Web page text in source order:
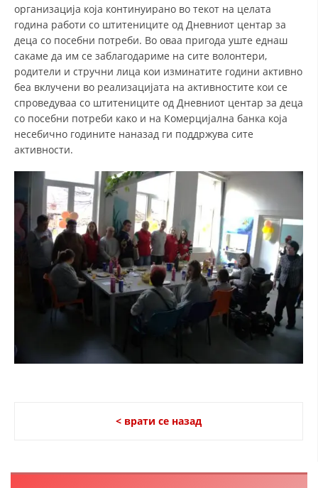
ОРГАНИЗАЦИЈА И РАЗВОЈ
РАКОВОДЕН ОДБОР
СОБРАНИЕ
ДИСЕМИНАЦИЈА
MЕЃУНАРОДНО ХУМАНИТАРНО ПРАВО
ПРОМОЦИЈА НА ХУМАНИ ВРЕДНОСТИ
УПОТРЕБА И ЗАШТИТА НА АМБЛЕМОТ
СОЦИЈАЛНО ХУМАНИТАРНА ДЕЈНОСТ
КАКО ДА ДОНИРАТЕ
ПОДГОТВЕНОСТ И ДЕЈСТВО ПРИ КАТАСТРОФИ
ПРОЕКТИ – ПОДГОТВЕНОСТ И ДЕЈСТВУВАЊЕ ПРИ КАТАСТРОФИ
организација која континуирано во текот на целата
година работи со штитениците од Дневниот центар за
деца со посебни потреби. Во оваа пригода уште еднаш
сакаме да им се заблагодариме на сите волонтери,
родители и стручни лица кои изминатите години активно
беа вклучени во реализацијата на активностите кои се
спроведуваа со штитениците од Дневниот центар за деца
со посебни потреби како и на Комерцијална банка која
несебично годините наназад ги поддржува сите
активности.
< врати се назад